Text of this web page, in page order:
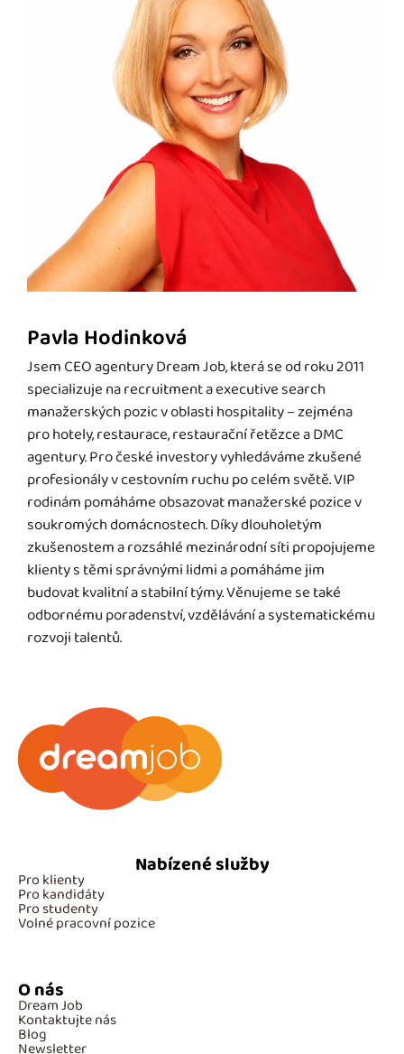
Pavla Hodinková
Jsem CEO agentury Dream Job, která se od roku 2011
specializuje na recruitment a executive search
manažerských pozic v oblasti hospitality – zejména
pro hotely, restaurace, restaurační řetězce a DMC
agentury. Pro české investory vyhledáváme zkušené
profesionály v cestovním ruchu po celém světě. VIP
rodinám pomáháme obsazovat manažerské pozice v
soukromých domácnostech. Díky dlouholetým
zkušenostem a rozsáhlé mezinárodní síti propojujeme
klienty s těmi správnými lidmi a pomáháme jim
budovat kvalitní a stabilní týmy. Věnujeme se také
odbornému poradenství, vzdělávání a systematickému
rozvoji talentů.
Nabízené služby
Pro klienty
Pro kandidáty
Pro studenty
Volné pracovní pozice
O nás
Dream Job
Kontaktujte nás
Blog
Newsletter